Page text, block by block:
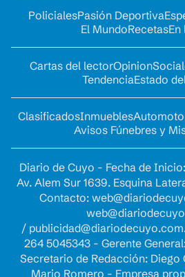
PolicialesPasión Deportiva
El MundoRecetasEn
Cartas del lectorOpinion
TendenciaEstado
ClasificadosInmuebles
Avisos Fúnebres y
Diario de Cuyo - Fecha de
Av. Alem Sur 1639. Esquina
Contacto:
/
264 5045343 - Gerente
Secretario de Redacción: Diego
Mario Romero - Empresa